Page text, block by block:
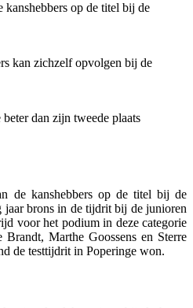
kanshebbers op de titel bij de
kan zichzelf opvolgen bij de
dan zijn tweede plaats
de kanshebbers op de titel bij de
brons in de tijdrit bij de junioren
voor het podium in deze categorie
Marthe Goossens en Sterre
de testtijdrit in Poperinge won.